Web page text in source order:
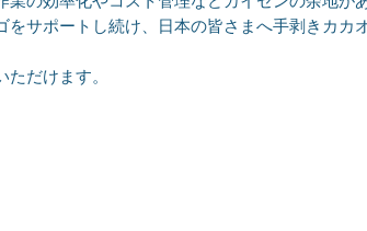
サポートし続け、日本の皆さまへ手剥きカカ
だけます。